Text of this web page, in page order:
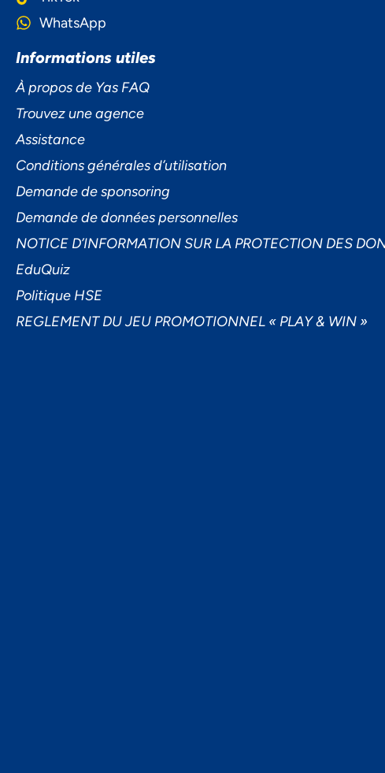
WhatsApp
Informations utiles
À propos de Yas FAQ
Trouvez une agence
Assistance
Conditions générales d’utilisation
Demande de sponsoring
Demande de données personnelles
NOTICE D’INFORMATION SUR LA PROTECTION DES
EduQuiz
Politique HSE
REGLEMENT DU JEU PROMOTIONNEL « PLAY & WIN »